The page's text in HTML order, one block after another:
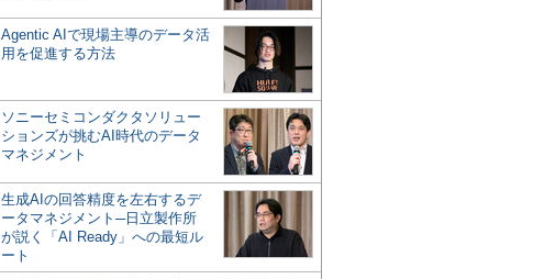
Agentic AIで現場主導のデータ活
用を促進する方法
ソニーセミコンダクタソリュー
ションズが挑むAI時代のデータ
マネジメント
生成AIの回答精度を左右するデ
ータマネジメント─日立製作所
が説く「AI Ready」への最短ル
ート